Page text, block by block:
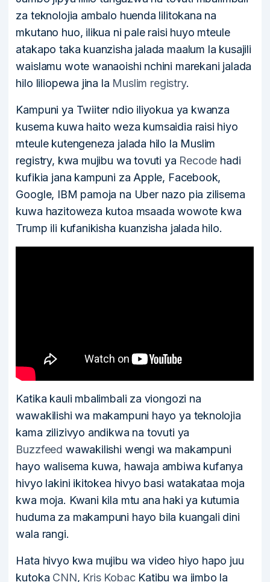
za teknolojia ambalo huenda lilitokana na
mkutano huo, ilikua ni pale raisi huyo mteule
atakapo taka kuanzisha jalada maalum la kusajili
waislamu wote wanaoishi nchini marekani jalada
hilo liliopewa jina la Muslim registry.
Kampuni ya Twiiter ndio iliyokua ya kwanza
kusema kuwa haito weza kumsaidia raisi hiyo
mteule kutengeneza jalada hilo la Muslim
registry, kwa mujibu wa tovuti ya Recode hadi
kufikia jana kampuni za Apple, Facebook,
Google, IBM pamoja na Uber nazo pia zilisema
kuwa hazitoweza kutoa msaada wowote kwa
Trump ili kufanikisha kuanzisha jalada hilo.
Katika kauli mbalimbali za viongozi na
wawakilishi wa makampuni hayo ya teknolojia
kama zilizivyo andikwa na tovuti ya
Buzzfeed wawakilishi wengi wa makampuni
hayo walisema kuwa, hawaja ambiwa kufanya
hivyo lakini ikitokea hivyo basi watakataa moja
kwa moja. Kwani kila mtu ana haki ya kutumia
huduma za makampuni hayo bila kuangali dini
wala rangi.
Hata hivyo kwa mujibu wa video hiyo hapo juu
kutoka CNN, Kris KobacKatibu wa jimbo la